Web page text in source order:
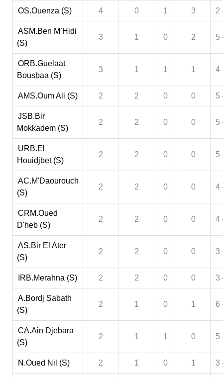
OS.Ouenza (S) 4 0 1 3 2
ASM.Ben M’Hidi
(S)
3 1 0 2 5
ORB.Guelaat
Bousbaa (S)
3 1 1 1 4
AMS.Oum Ali (S) 2 2 0 0 5
JSB.Bir
Mokkadem (S)
2 2 0 0 5
URB.El
Houidjbet (S)
2 2 0 0 5
AC.M'Daourouch
(S)
2 2 0 0 4
CRM.Oued
D'heb (S)
2 2 0 0 4
AS.Bir El Ater
(S)
2 2 0 0 3
IRB.Merahna (S) 2 2 0 0 3
A.Bordj Sabath
(S)
2 1 0 1 6
CA.Ain Djebara
(S)
2 1 1 0 5
N.Oued Nil (S) 2 1 0 1 3